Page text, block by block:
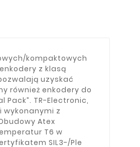
kompaktowych
z klasą
uzyskać
również enkodery do
Pack”. TR-Electronic,
z
Atex
T6 w
SIL3-/Ple